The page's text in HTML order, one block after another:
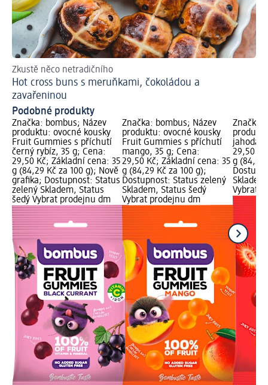
Zkustě něco netradičního
Hot cross buns s meruňkami, čokoládou a
zavařeninou
Podobné produkty
Značka: bombus; Název
produktu: ovocné kousky
Fruit Gummies s příchutí
černý rybíz, 35 g; Cena:
29,50 Kč; Základní cena: 35
g (84,29 Kč za 100 g); Nově
grafika; Dostupnost: Status
zelený Skladem, Status
šedý Vybrat prodejnu dm
Značka: bombus; Název
produktu: ovocné kousky
Fruit Gummies s příchutí
mango, 35 g; Cena:
29,50 Kč; Základní cena: 35
g (84,29 Kč za 100 g);
Dostupnost: Status zelený
Skladem, Status šedý
Vybrat prodejnu dm
Značka:
jahoda,
29,50
g (84,29
Vybrat